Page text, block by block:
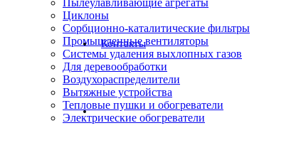
Контакты
Циклоны
Сорбционно-каталитические фильтры
Промышленные вентиляторы
Системы удаления выхлопных газов
Для деревообработки
Воздухораспределители
Вытяжные устройства
Тепловые пушки и обогреватели
Электрические обогреватели